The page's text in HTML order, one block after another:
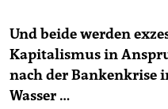
Und beide werden
Kapitalismus in
nach der Bankenkrise
Wasser …